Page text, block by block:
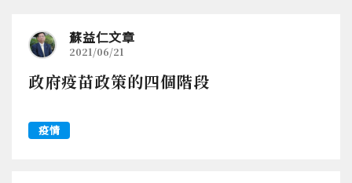
蘇益仁文章
2021/06/21
政府疫苗政策的四個階段
疫情